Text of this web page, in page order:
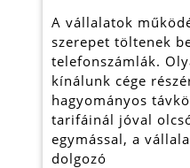
A vállalatok
szerepet töltenek
telefonszámlák.
kínálunk cége
hagyományos
tarifáinál jóval
egymással, a
dolgozó